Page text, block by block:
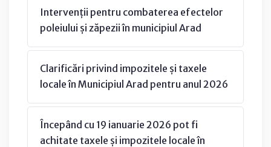
Intervenții pentru combaterea efectelor
poleiului și zăpezii în municipiul Arad
Clarificări privind impozitele și taxele
locale în Municipiul Arad pentru anul 2026
Începând cu 19 ianuarie 2026 pot fi
achitate taxele și impozitele locale în